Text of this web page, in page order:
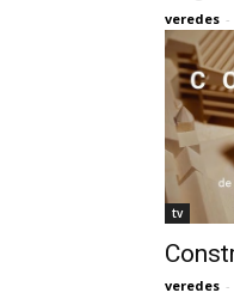
veredes -
tv
veredes -